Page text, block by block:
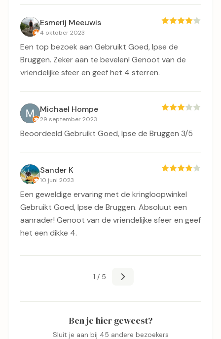
Esmerij Meeuwis
4 oktober 2023
Een top bezoek aan Gebruikt Goed, Ipse de
Bruggen. Zeker aan te bevelen! Genoot van de
vriendelijke sfeer en geef het 4 sterren.
Michael Hompe
29 september 2023
Beoordeeld Gebruikt Goed, Ipse de Bruggen 3/5
Sander K
10 juni 2023
Een geweldige ervaring met de kringloopwinkel
Gebruikt Goed, Ipse de Bruggen. Absoluut een
aanrader! Genoot van de vriendelijke sfeer en geef
het een dikke 4.
1 / 5
Ben je hier geweest?
Sluit je aan bij 45 andere bezoekers